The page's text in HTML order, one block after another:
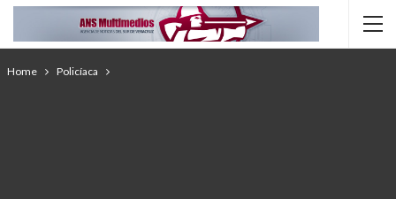
Home Policíaca